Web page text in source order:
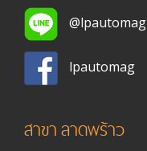
@lpautomag
lpautomag
สาขา ลาดพร้าว